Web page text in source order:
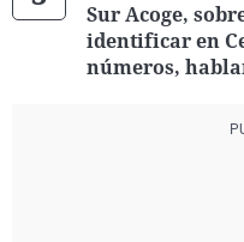
Sur Acoge,
identificar en
números,